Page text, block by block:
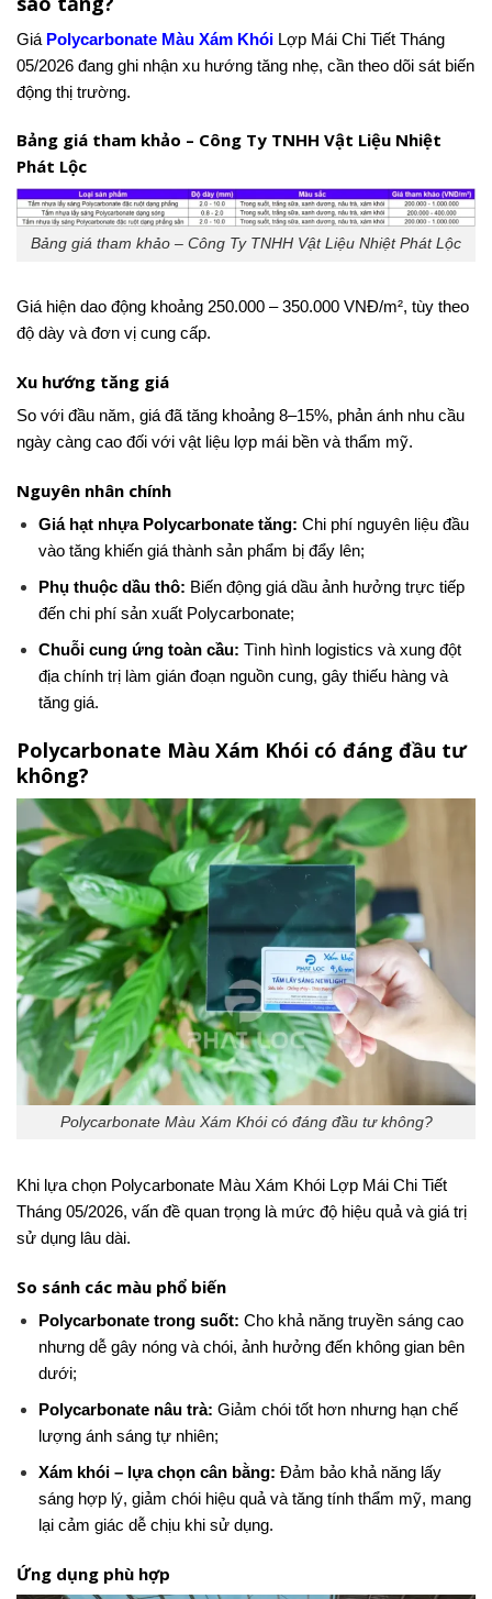
Giá Polycarbonate Màu Xám Khói Lợp Mái Chi Tiết Tháng
05/2026 đang ghi nhận xu hướng tăng nhẹ, cần theo dõi sát biến
động thị trường.
Bảng giá tham khảo – Công Ty TNHH Vật Liệu Nhiệt
Phát Lộc
Bảng giá tham khảo – Công Ty TNHH Vật Liệu Nhiệt Phát Lộc
Giá hiện dao động khoảng 250.000 – 350.000 VNĐ/m², tùy theo
độ dày và đơn vị cung cấp.
Xu hướng tăng giá
So với đầu năm, giá đã tăng khoảng 8–15%, phản ánh nhu cầu
ngày càng cao đối với vật liệu lợp mái bền và thẩm mỹ.
Nguyên nhân chính
Giá hạt nhựa Polycarbonate tăng: Chi phí nguyên liệu đầu
vào tăng khiến giá thành sản phẩm bị đẩy lên;
Phụ thuộc dầu thô: Biến động giá dầu ảnh hưởng trực tiếp
đến chi phí sản xuất Polycarbonate;
Chuỗi cung ứng toàn cầu: Tình hình logistics và xung đột
địa chính trị làm gián đoạn nguồn cung, gây thiếu hàng và
tăng giá.
Polycarbonate Màu Xám Khói có đáng đầu tư
không?
Polycarbonate Màu Xám Khói có đáng đầu tư không?
Khi lựa chọn Polycarbonate Màu Xám Khói Lợp Mái Chi Tiết
Tháng 05/2026, vấn đề quan trọng là mức độ hiệu quả và giá trị
sử dụng lâu dài.
So sánh các màu phổ biến
Polycarbonate trong suốt: Cho khả năng truyền sáng cao
nhưng dễ gây nóng và chói, ảnh hưởng đến không gian bên
dưới;
Polycarbonate nâu trà: Giảm chói tốt hơn nhưng hạn chế
lượng ánh sáng tự nhiên;
Xám khói – lựa chọn cân bằng: Đảm bảo khả năng lấy
sáng hợp lý, giảm chói hiệu quả và tăng tính thẩm mỹ, mang
lại cảm giác dễ chịu khi sử dụng.
Ứng dụng phù hợp